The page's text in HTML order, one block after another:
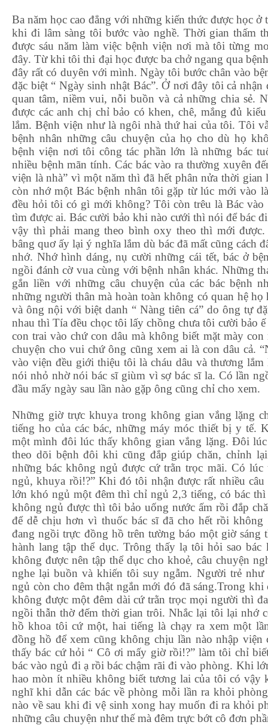
Ba năm học cao đẳng với những kiến thức được học
khi đi lâm sàng tôi bước vào nghề. Thời gian thấm
được sáu năm làm việc bệnh viện nơi mà tôi từng
đây. Từ khi tôi thi đại học được ba chở ngang qua
đây rất có duyên với mình. Ngày tôi bước chân vào
đặc biệt “ Ngày sinh nhật Bác”. Ở nơi đây tôi cả
quan tâm, niềm vui, nỗi buồn và cả những chia sẻ.
được các anh chị chỉ bảo có khen, chê, mắng đủ
lắm. Bệnh viện như là ngôi nhà thứ hai của tôi. Tôi
bệnh nhân những câu chuyện của họ cho dù họ
bệnh viện nơi tôi công tác phần lớn là những bác
nhiều bệnh mãn tính. Các bác vào ra thường xuyên
viện là nhà” vì một năm thì đã hết phân nửa thời
còn nhớ một Bác bệnh nhân tôi gặp từ lúc mới vào
đều hỏi tôi có gì mới không? Tôi còn trêu là Bác vào
tìm được ai. Bác cười bảo khi nào cưới thì nói để bác
vậy thì phải mang theo bình oxy theo thì mới
bâng quơ ấy lại ý nghĩa lắm dù bác đã mất cũng cách
nhớ. Nhớ hình dáng, nụ cười những cái tết, bác ở
ngồi đánh cờ vua cùng với bệnh nhân khác. Những
gắn liền với những câu chuyện của các bác bệnh
những người thân mà hoàn toàn không có quan hệ
và ông nội với biệt danh “ Nàng tiên cá” do ông tự
nhau thì Tía đều chọc tôi lấy chồng chưa tôi cười bảo
con trai vào chứ con dâu mà không biết mặt mày
chuyện cho vui chứ ông cũng xem ai là con dâu cả.
vào viện đều giới thiệu tôi là cháu dâu và thương lắm
nói nhỏ nhờ nói bác sĩ giùm vì sợ bác sĩ la. Có lần
đầu mấy ngày sau lần nào gặp ông cũng chỉ cho xem.
Những giờ trực khuya trong không gian vắng lặng
tiếng ho của các bác, những máy móc thiết bị y tế.
một mình đôi lúc thấy không gian vắng lặng. Đôi
theo dõi bệnh đôi khi cũng đắp giúp chăn, chỉnh
những bác không ngủ được cứ trằn trọc mãi. Có
ngủ, khuya rồi!?” Khi đó tôi nhận được rất nhiều
lớn khó ngủ một đêm thì chỉ ngủ 2,3 tiếng, có bác
không ngủ được thì tôi bảo uống nước ấm rồi đắp
để dễ chịu hơn vì thuốc bác sĩ đã cho hết rồi
đang ngồi trực đồng hồ trên tường báo một giờ sáng
hành lang tập thể dục. Trông thấy lạ tôi hỏi sao
không được nên tập thể dục cho khoẻ, câu chuyện
nghe lại buồn và khiến tôi suy ngẫm. Người trẻ
ngủ còn cho đêm thật ngắn mới đó đã sáng.Trong
không được một đêm dài cứ trằn trọc mọi người thì
ngồi thẫn thờ đếm thời gian trôi. Nhắc lại tôi lại nhớ
hồ khoa tôi cứ một, hai tiếng là chạy ra xem một
đồng hồ để xem cũng không chịu lần nào nhập viện
thấy bác cứ hỏi “ Cô ơi mấy giờ rồi!?” làm tôi chỉ
bác vào ngủ đi ạ rồi bác chậm rãi đi vào phòng. Khi
hao mòn ít nhiều không biết tương lai của tôi có vậy
nghĩ khi dẫn các bác về phòng mỗi lần ra khỏi
nào về sau khi đi vệ sinh xong hay muốn đi ra khỏi
những câu chuyện như thế mà đêm trực bớt cô đơn